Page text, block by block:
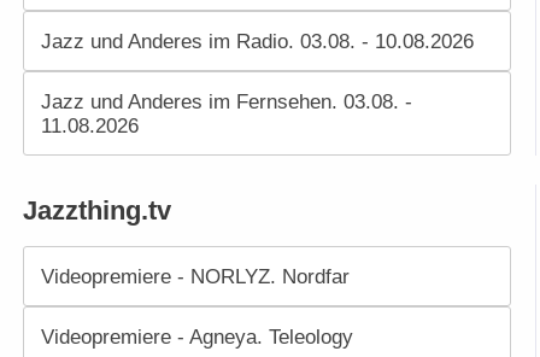
Jazz und Anderes im Radio. 03.08. - 10.08.2026
Jazz und Anderes im Fernsehen. 03.08. -
11.08.2026
Jazzthing.tv
Videopremiere - NORLYZ. Nordfar
Videopremiere - Agneya. Teleology